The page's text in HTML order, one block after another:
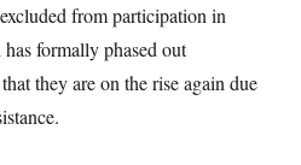
from participation in
formally phased out
they are on the rise again due